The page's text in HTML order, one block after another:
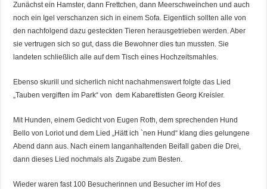
Zunächst ein Hamster, dann Frettchen, dann Meerschweinchen und auch
noch ein Igel verschanzen sich in einem Sofa. Eigentlich sollten alle von
den nachfolgend dazu gesteckten Tieren herausgetrieben werden. Aber
sie vertrugen sich so gut, dass die Bewohner dies tun mussten. Sie
landeten schließlich alle auf dem Tisch eines Hochzeitsmahles.
Ebenso skurill und sicherlich nicht nachahmenswert folgte das Lied
„Tauben vergiften im Park“ von dem Kabarettisten Georg Kreisler.
Mit Hunden, einem Gedicht von Eugen Roth, dem sprechenden Hund
Bello von Loriot und dem Lied „Hätt ich `nen Hund“ klang dies gelungene
Abend dann aus. Nach einem langanhaltenden Beifall gaben die Drei,
dann dieses Lied nochmals als Zugabe zum Besten.
Wieder waren fast 100 Besucherinnen und Besucher im Hof des